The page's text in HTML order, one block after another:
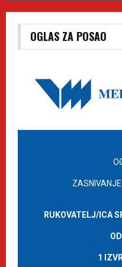
OGLAS ZA POSAO
RUKOVATELJ/ICA
1